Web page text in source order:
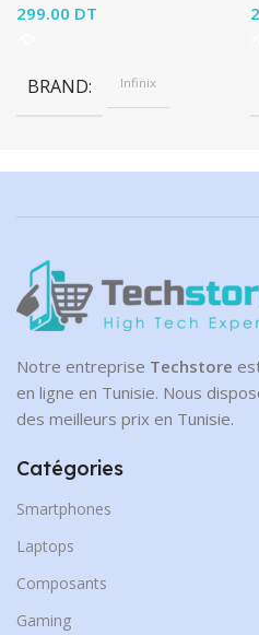
299.00 DT
BRAND Infinix
Notre entreprise Techstore
en ligne en Tunisie. Nous
des meilleurs prix en Tunisie.
Catégories
Smartphones
Laptops
Composants
Gaming